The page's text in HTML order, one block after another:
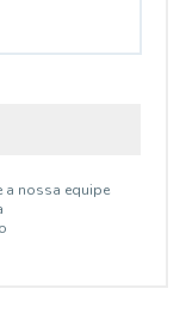
a nossa equipe